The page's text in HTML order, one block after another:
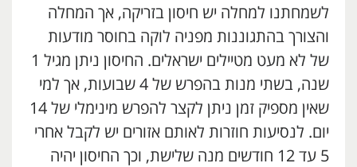
לשמחתנו למחלה יש חיסון בזריקה, אך המחלה
והצורך בהתגוננות מפניה לוקה בחוסר מודעות
של לא מעט מטיילים ישראלים. החיסון ניתן מגיל 1
שנה, בשתי מנות בהפרש של 4 שבועות, אך למי
שאין מספיק זמן ניתן לקצר להפרש מינימלי של 14
יום. לנסיעות חוזרות לאותם אזורים יש לקבל אחרי
5 עד 12 חודשים מנה שלישת, וכך החיסון יהיה